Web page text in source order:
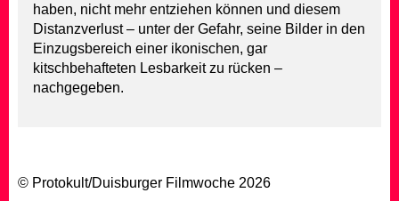
haben, nicht mehr entziehen können und diesem
Distanzverlust – unter der Gefahr, seine Bilder in den
Einzugsbereich einer ikonischen, gar
kitschbehafteten Lesbarkeit zu rücken –
nachgegeben.
© Protokult/Duisburger Filmwoche 2026